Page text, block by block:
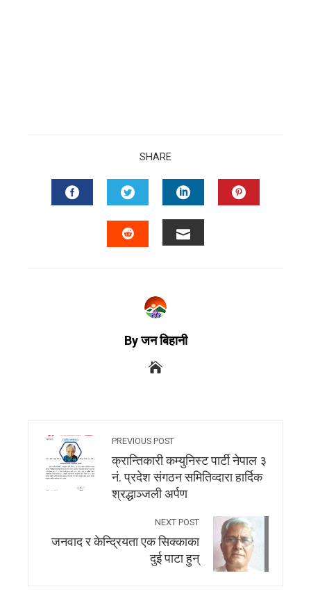
SHARE
By जन बिहानी
PREVIOUS POST
क्रान्तिकारी कम्युनिस्ट पार्टी नेपाल ३
नं. प्रदेश संगठन समितिव्दारा हार्दिक
श्रद्धाञ्जली अर्पण
NEXT POST
जनवाद र केन्द्रियता एक सिक्काका
दुई पाटा हुन्